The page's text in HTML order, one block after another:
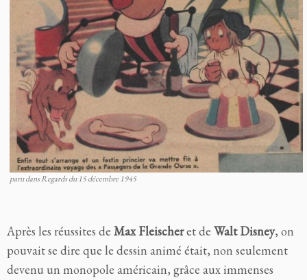
paru dans Regards du 15 décembre 1945
Après les réussites de Max Fleischeret de Walt Disney, on
pouvait se dire que le dessin animé était, non seulement
devenu un monopole américain, grâce aux immenses